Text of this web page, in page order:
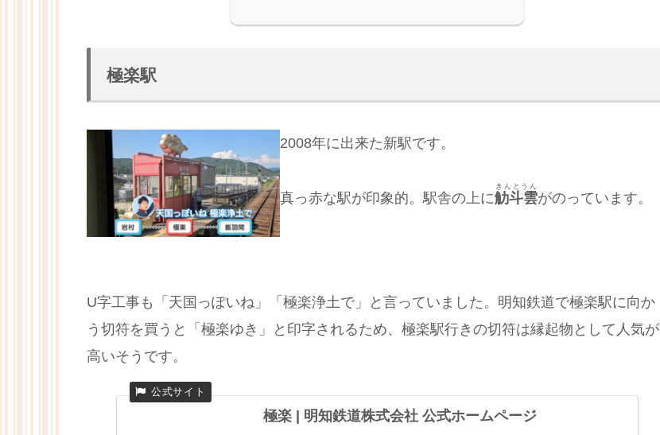
極楽駅
2008年に出来た新駅です。
真っ赤な駅が印象的。駅舎の上に觔斗雲
きんとうん
がのっています。
U字工事も「天国っぽいね」「極楽浄土で」と言っていました。明知鉄道で極楽駅に向か
う切符を買うと「極楽ゆき」と印字されるため、極楽駅行きの切符は縁起物として人気が
高いそうです。
極楽 | 明知鉄道株式会社 公式ホームページ